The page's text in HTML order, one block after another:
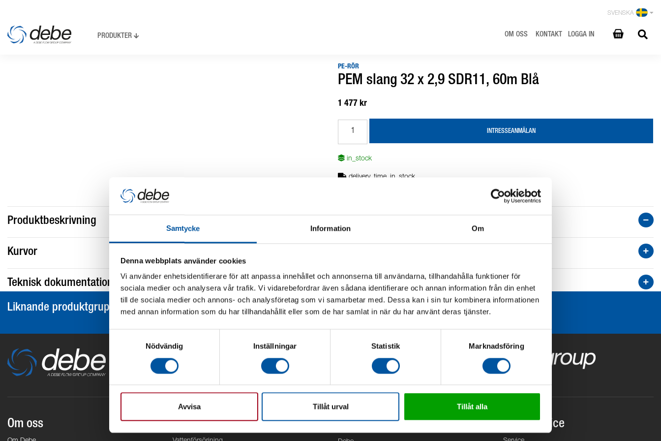
Samtycke Information Om
Denna webbplats använder cookies
Vi använder enhetsidentifierare för att anpassa innehållet och annonserna till användarna, tillhandahålla funktioner för
sociala medier och analysera vår trafik. Vi vidarebefordrar även sådana identifierare och annan information från din enhet
till de sociala medier och annons- och analysföretag som vi samarbetar med. Dessa kan i sin tur kombinera informationen
med annan information som du har tillhandahållit eller som de har samlat in när du har använt deras tjänster.
Samtyckesval
Nödvändig
Inställningar Statistik Marknadsföring
Avvisa Tillåt urval Tillåt alla
SVENSKA
PRODUKTER OM OSS KONTAKT LOGGA IN
PE-RÖR
PEM slang 32 x 2,9 SDR11, 60m Blå
1 477 kr
INTRESSEANMÄLAN
in_stock
delivery_time_in_stock
Produktbeskrivning
Kurvor
Teknisk dokumentation
Liknande produktgrupper
Om oss Områden Kontor Kundservice